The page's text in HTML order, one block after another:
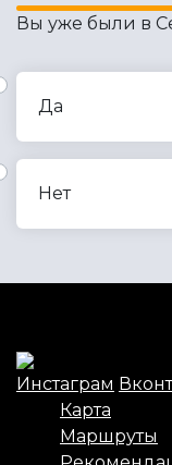
Вы уже были в
Да
Нет
Инстаграм
Карта
Маршруты